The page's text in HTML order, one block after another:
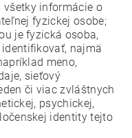
všetky informácie o
fyzickej osobe;
je fyzická osoba,
najmä
meno,
sieťový
či viac zvláštnych
psychickej,
identity tejto